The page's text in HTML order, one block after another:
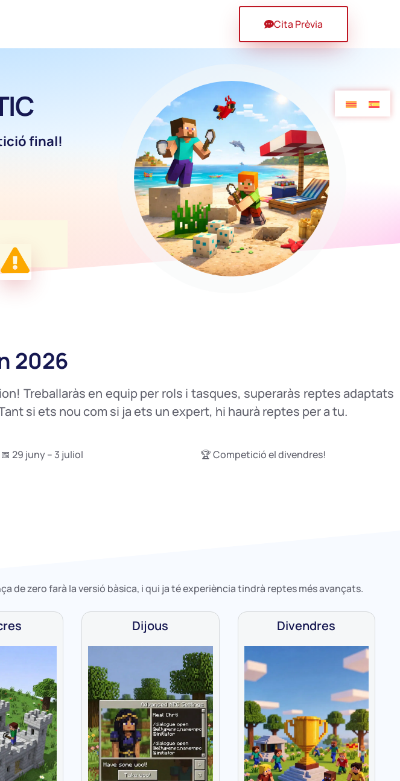
Cita Prèvia
final!
2026
Treballaràs en equip per rols i tasques, superaràs reptes adaptats
si ets nou com si ja ets un expert, hi haurà reptes per a tu.
📅 29 juny – 3 juliol 🏆 Competició el divendres!
zero farà la versió bàsica, i qui ja té experiència tindrà reptes més avançats.
Dijous Divendres